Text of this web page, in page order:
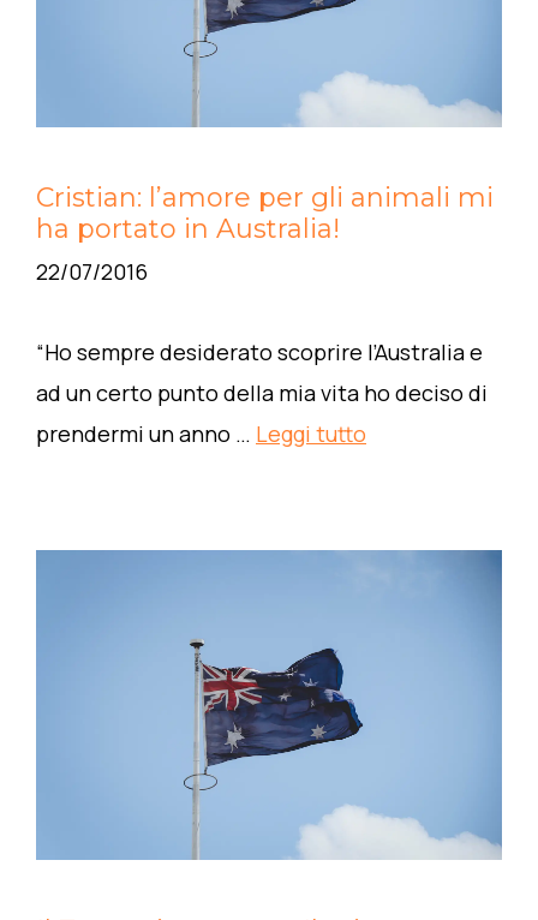
Cristian: l’amore per gli animali mi
ha portato in Australia!
22/07/2016
“Ho sempre desiderato scoprire l’Australia e
ad un certo punto della mia vita ho deciso di
prendermi un anno … Leggi tutto